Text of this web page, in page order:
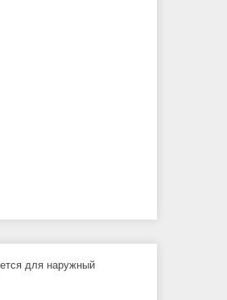
для наружный